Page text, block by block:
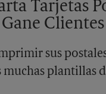
Tarjetas
Gane Clientes
sus
muchas plantillas